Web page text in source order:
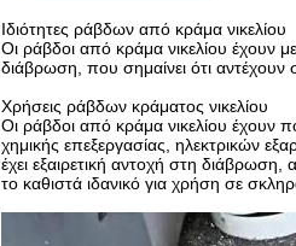
Ιδιότητες ράβδων από κράμα νικελίου
Οι ράβδοι από κράμα νικελίου έχουν
διάβρωση, που σημαίνει ότι αντέχουν
Χρήσεις ράβδων κράματος νικελίου
Οι ράβδοι από κράμα νικελίου έχουν
χημικής επεξεργασίας, ηλεκτρικών
έχει εξαιρετική αντοχή στη διάβρωση,
το καθιστά ιδανικό για χρήση σε